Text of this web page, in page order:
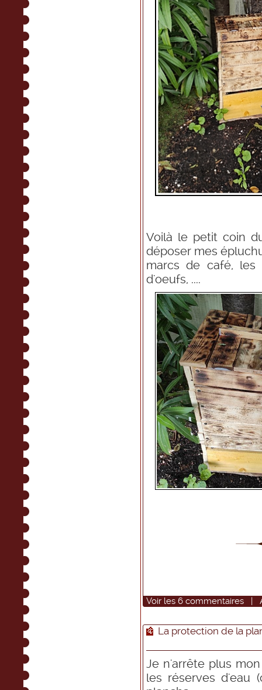
Voilà le petit coin
déposer mes
marcs de café,
d'oeufs, ....
Voir les 6 commentaires |
La protection de la
Je n'arrête plus
les réserves d'eau